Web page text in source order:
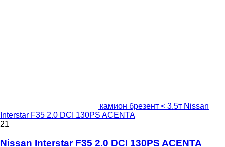
камион брезент < 3.5т Nissan
Interstar F35 2.0 DCI 130PS ACENTA
21
Nissan Interstar F35 2.0 DCI 130PS ACENTA